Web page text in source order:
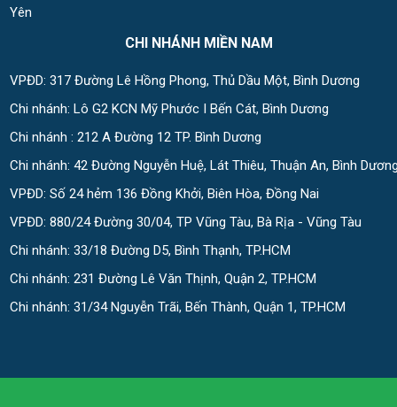
Yên
CHI NHÁNH MIỀN NAM
VPĐD: 317 Đường Lê Hồng Phong, Thủ Dầu Một, Bình Dương
Chi nhánh: Lô G2 KCN Mỹ Phước I Bến Cát, Bình Dương
Chi nhánh : 212 A Đường 12 TP. Bình Dương
Chi nhánh: 42 Đường Nguyễn Huệ, Lát Thiêu, Thuận An, Bình
VPĐD: Số 24 hẻm 136 Đồng Khởi, Biên Hòa, Đồng Nai
VPĐD: 880/24 Đường 30/04, TP Vũng Tàu, Bà Rịa - Vũng Tàu
Chi nhánh: 33/18 Đường D5, Bình Thạnh, TP.HCM
Chi nhánh: 231 Đường Lê Văn Thịnh, Quận 2, TP.HCM
Chi nhánh: 31/34 Nguyễn Trãi, Bến Thành, Quận 1, TP.HCM